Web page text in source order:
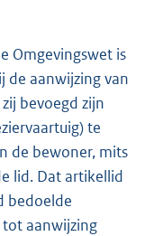
Omgevingswet is
de aanwijzing van
bevoegd zijn
te
de bewoner, mits
lid. Dat artikellid
bedoelde
aanwijzing